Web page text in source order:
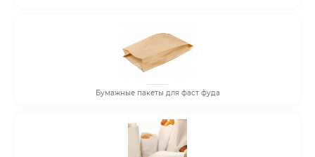
Бумажные пакеты для фаст фуда